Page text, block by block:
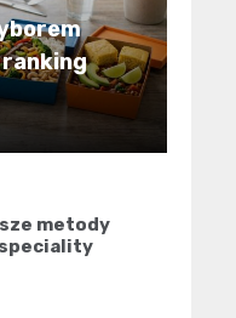
metody